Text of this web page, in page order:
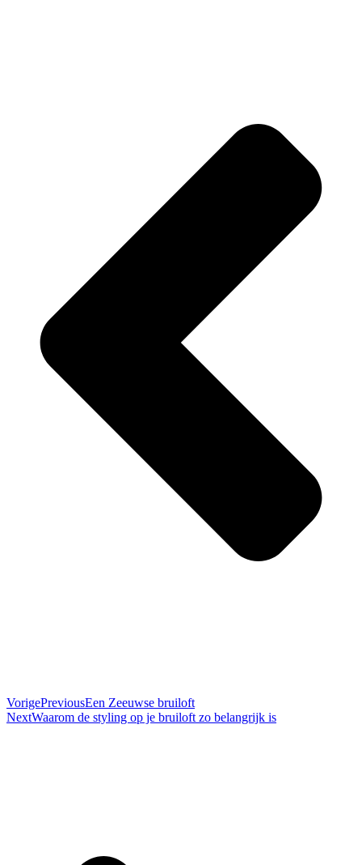
VorigePreviousEen Zeeuwse bruiloft
NextWaarom de styling op je bruiloft zo belangrijk is